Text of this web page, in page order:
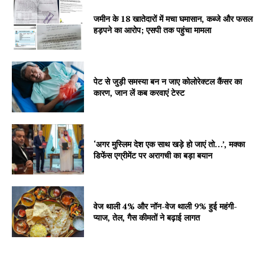
Subscription Plans
My account
जमीन के 18 खातेदारों में मचा घमासान, कब्जे और फसल
हड़पने का आरोप; एसपी तक पहुंचा मामला
पेट से जुड़ी समस्या बन न जाए कोलोरेक्टल कैंसर का
कारण, जान लें कब करवाएं टेस्ट
‘अगर मुस्लिम देश एक साथ खड़े हो जाएं तो…’, मक्का
डिफेंस एग्रीमेंट पर अरागची का बड़ा बयान
वेज थाली 4% और नॉन-वेज थाली 9% हुई महंगी-
प्याज, तेल, गैस कीमतों ने बढ़ाई लागत